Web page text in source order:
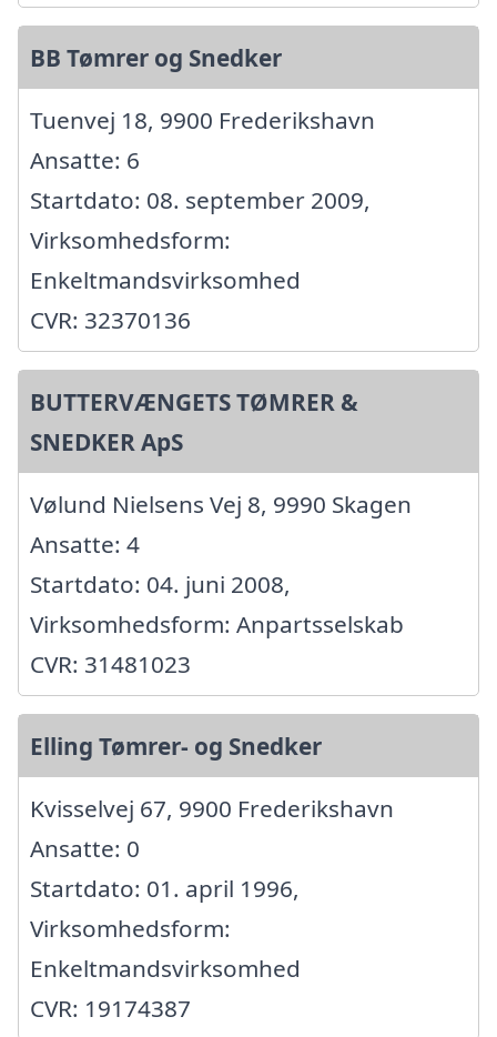
BB Tømrer og Snedker
Tuenvej 18, 9900 Frederikshavn
Ansatte: 6
Startdato: 08. september 2009,
Virksomhedsform:
Enkeltmandsvirksomhed
CVR: 32370136
BUTTERVÆNGETS TØMRER &
SNEDKER ApS
Vølund Nielsens Vej 8, 9990 Skagen
Ansatte: 4
Startdato: 04. juni 2008,
Virksomhedsform: Anpartsselskab
CVR: 31481023
Elling Tømrer- og Snedker
Kvisselvej 67, 9900 Frederikshavn
Ansatte: 0
Startdato: 01. april 1996,
Virksomhedsform:
Enkeltmandsvirksomhed
CVR: 19174387